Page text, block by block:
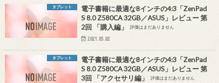
タブレット
電子書籍に最適な8インチの4:3「ZenPad
S 8.0 Z580CA 32GB／ASUS」レビュー 第
2回 「購入編」
評価はまだありません
2021.05.02
タブレット
電子書籍に最適な8インチの4:3「ZenPad
S 8.0 Z580CA 32GB／ASUS」レビュー 第
3回 「アクセサリ編」
評価はまだありません